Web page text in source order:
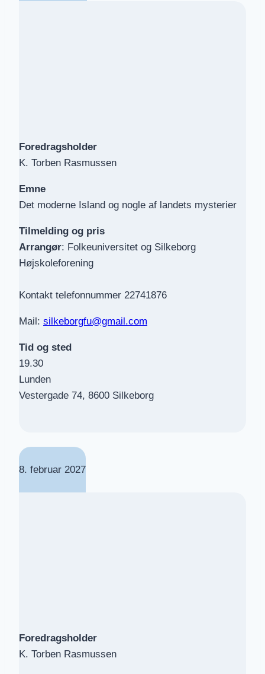
Foredragsholder
K. Torben Rasmussen
Emne
Det moderne Island og nogle af landets mysterier
Tilmelding og pris
Arrangør: Folkeuniversitet og Silkeborg
Højskoleforening
Kontakt telefonnummer 22741876
Mail: silkeborgfu@gmail.com
Tid og sted
19.30
Lunden
Vestergade 74, 8600 Silkeborg
8. februar 2027
Foredragsholder
K. Torben Rasmussen